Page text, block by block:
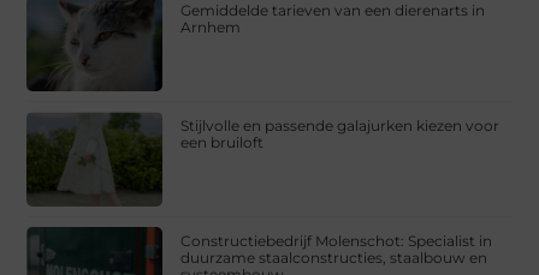
Gemiddelde tarieven van een dierenarts in
Arnhem
Stijlvolle en passende galajurken kiezen voor
een bruiloft
Constructiebedrijf Molenschot: Specialist in
duurzame staalconstructies, staalbouw en